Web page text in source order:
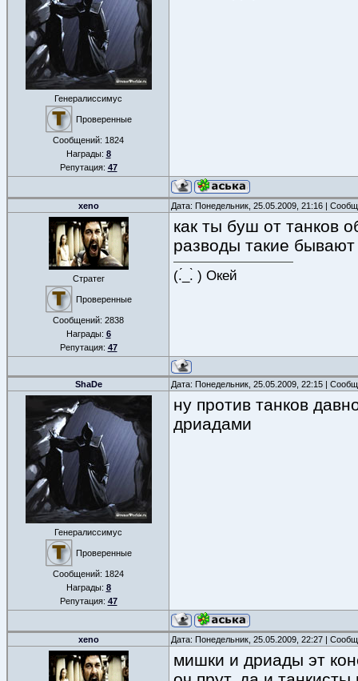
Генералиссимус
Проверенные
Сообщений: 1824
Награды: 8
Репутация: 47
xeno Дата: Понедельник, 25.05.2009, 21:16 |
Стратег
Проверенные
Сообщений: 2838
Награды: 6
Репутация: 47
как ты буш от танков
разводы такие
(.́_.̀ ) Окей
ShaDe Дата: Понедельник, 25.05.2009, 22:15 |
Генералиссимус
Проверенные
Сообщений: 1824
Награды: 8
Репутация: 47
ну против танков
дриадами
xeno Дата: Понедельник, 25.05.2009, 22:27 |
мишки и дриады эт